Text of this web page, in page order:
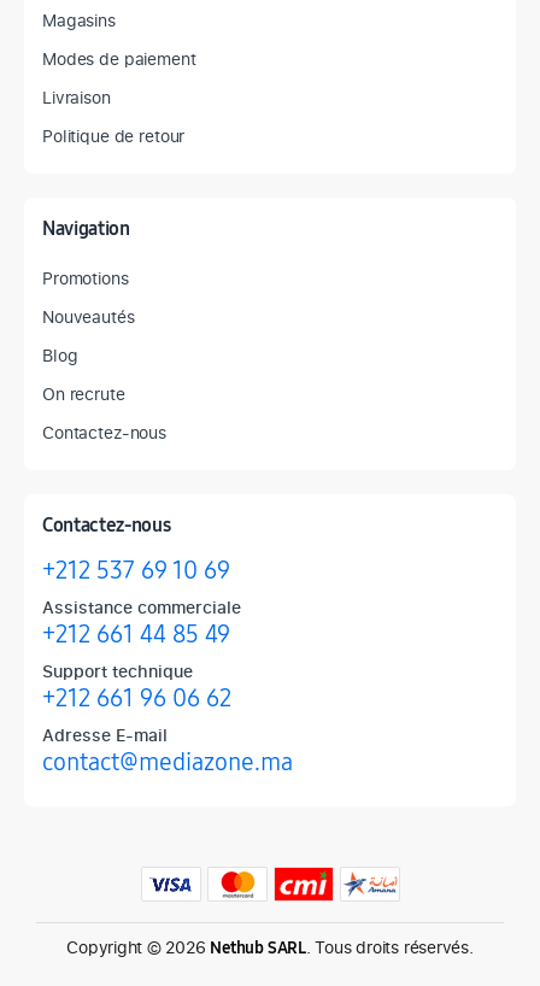
Magasins
Modes de paiement
Livraison
Politique de retour
Navigation
Promotions
Nouveautés
Blog
On recrute
Contactez-nous
Contactez-nous
+212 537 69 10 69
Assistance commerciale
+212 661 44 85 49
Support technique
+212 661 96 06 62
Adresse E-mail
contact@mediazone.ma
Produits phares chez Mediazone
Retrouvez chez Mediazone les références incontournables :
Copyright © 2026 Nethub SARL. Tous droits réservés.